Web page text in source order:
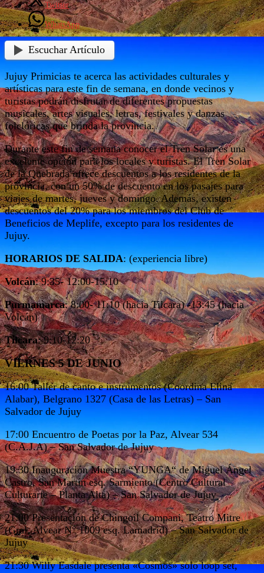
Twitter
WhatsApp
Escuchar Artículo
Jujuy Primicias te acerca las actividades culturales y
artísticas para este fin de semana, en donde vecinos y
turistas podrán disfrutar de diferentes propuestas
musicales, artes visuales, letras, festivales y danzas
folclóricas que brinda la provincia.
Durante este fin de semana conocer el Tren Solar es una
excelente opción para los locales y turistas. El Tren Solar
de la Quebrada ofrece descuentos a los residentes de la
provincia, con un 50% de descuento en los pasajes para
viajes de martes, jueves y domingo. Además, existen
descuentos del 20% para los miembros del Club de
Beneficios de Meplife, excepto para los residentes de
Jujuy.
HORARIOS DE SALIDA: (experiencia libre)
Volcán: 9:35- 12:00-15:10
Purmamarca: 8:00- 11:10 (hacia Tilcara) -13:45 (hacia
Volcán)
Tilcara: 9:10-12:20
VIERNES 5 DE JUNIO
16:00 Taller de canto e instrumentos (Coordina Elina
Alabar), Belgrano 1327 (Casa de las Letras) – San
Salvador de Jujuy
17:00 Encuentro de Poetas por la Paz, Alvear 534
(C.A.J.A) – San Salvador de Jujuy
19:30 Inauguración Muestra “YUNGA“ de Miguel Ángel
Castro, San Martín esq. Sarmiento (Centro Cultural
Culturarte – Planta Alta) – San Salvador de Jujuy
21:00 Presentación de Chingoil Compani, Teatro Mitre
(Gral. Alvear N° 1009 esq. Lamadrid) – San Salvador de
Jujuy
21:30 Willy Easdale presenta «Cosmos» solo loop set,